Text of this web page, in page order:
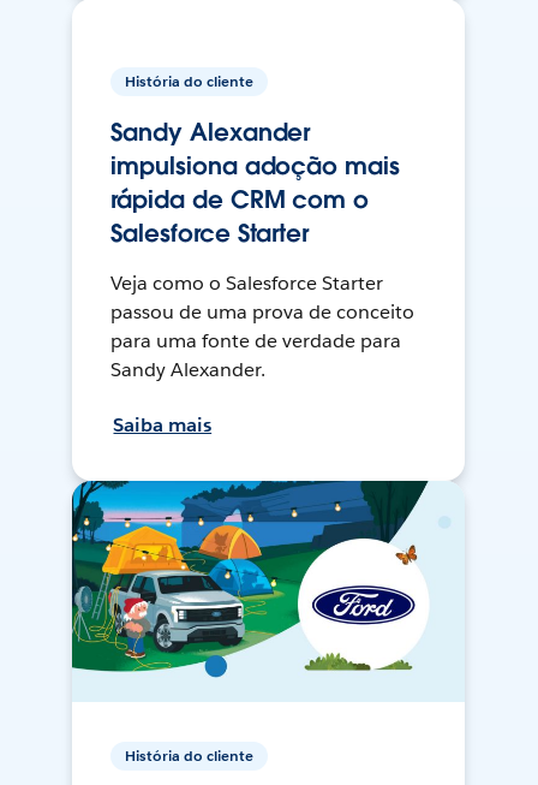
História do cliente
Sandy Alexander
impulsiona adoção mais
rápida de CRM com o
Salesforce Starter
Veja como o Salesforce Starter
passou de uma prova de conceito
para uma fonte de verdade para
Sandy Alexander.
Saiba mais
História do cliente